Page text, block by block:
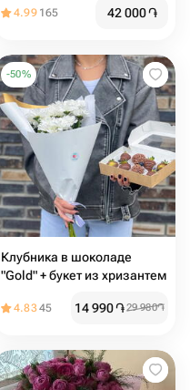
4.99 165 42 000֏
-50%
Клубника в шоколаде
"Gold" + букет из хризантем
4.8345 14 990֏29 980֏